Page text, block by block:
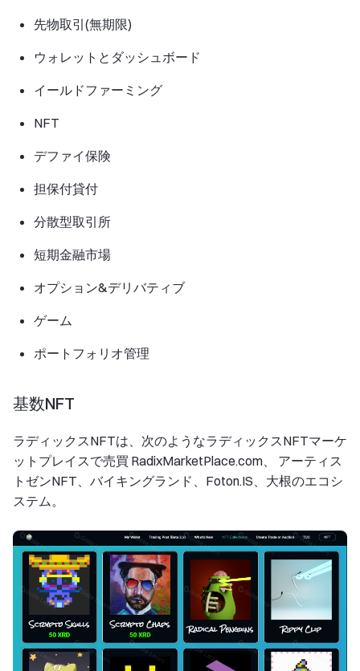
先物取引(無期限)
ウォレットとダッシュボード
イールドファーミング
NFT
デファイ保険
担保付貸付
分散型取引所
短期金融市場
オプション&デリバティブ
ゲーム
ポートフォリオ管理
基数NFT
ラディックスNFTは、次のようなラディックスNFTマーケ
ットプレイスで売買 RadixMarketPlace.com、 アーティス
トゼンNFT、バイキングランド、Foton.IS、大根のエコシ
ステム。